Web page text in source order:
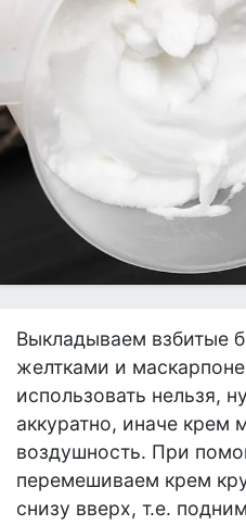
Выкладываем взбитые
желтками и
использовать нельзя,
аккуратно, иначе крем
воздушность. При
перемешиваем крем
снизу вверх, т.е.